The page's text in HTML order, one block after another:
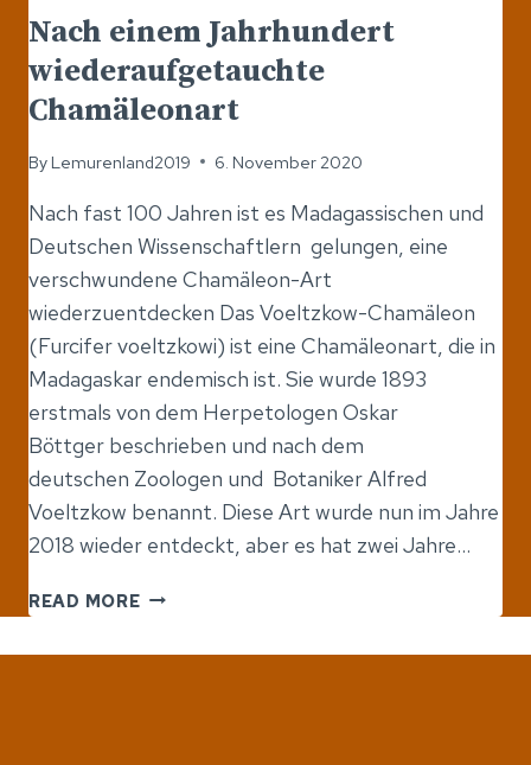
Nach einem Jahrhundert
wiederaufgetauchte
Chamäleonart
By Lemurenland2019 6. November 2020
Nach fast 100 Jahren ist es Madagassischen und
Deutschen Wissenschaftlern gelungen, eine
verschwundene Chamäleon-Art
wiederzuentdecken Das Voeltzkow-Chamäleon
(Furcifer voeltzkowi) ist eine Chamäleonart, die in
Madagaskar endemisch ist. Sie wurde 1893
erstmals von dem Herpetologen Oskar
Böttger beschrieben und nach dem
deutschen Zoologen und Botaniker Alfred
Voeltzkow benannt. Diese Art wurde nun im Jahre
2018 wieder entdeckt, aber es hat zwei Jahre…
READ MORENACH
JAHRHUNDERT